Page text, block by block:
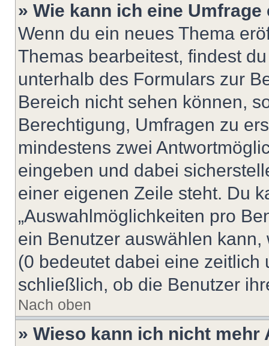
» Wie kann ich eine
Wenn du ein neues Thema
Themas bearbeitest, findest
unterhalb des Formulars zur
Bereich nicht sehen können,
Berechtigung, Umfragen zu
mindestens zwei
eingeben und dabei
einer eigenen Zeile steht. Du
„Auswahlmöglichkeiten pro
ein Benutzer auswählen
(0 bedeutet dabei eine zeitlich
schließlich, ob die Benutzer
Nach oben
» Wieso kann ich nicht